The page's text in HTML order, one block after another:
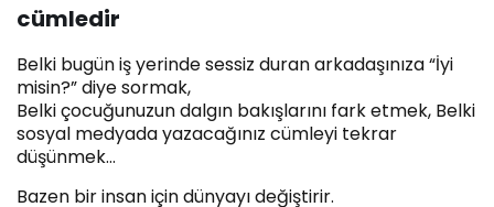
cümledir
Belki bugün iş yerinde sessiz duran arkadaşınıza “İyi
misin?” diye sormak,
Belki çocuğunuzun dalgın bakışlarını fark etmek, Belki
sosyal medyada yazacağınız cümleyi tekrar
düşünmek…
Bazen bir insan için dünyayı değiştirir.